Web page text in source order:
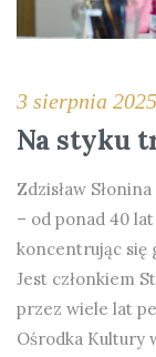
3 sierpnia 2025
Na styku
Zdzisław
– od ponad 40
koncentrując się
Jest członkiem
przez wiele lat
Ośrodka Kultury